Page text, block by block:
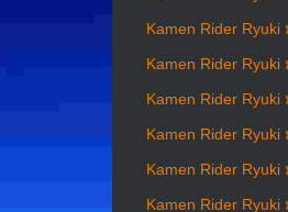
Kamen Rider
Kamen Rider
Kamen Rider
Kamen Rider
Kamen Rider
Kamen Rider